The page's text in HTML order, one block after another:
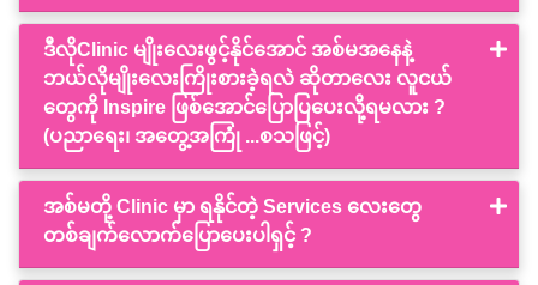
ဒီလိုClinic မျိုးလေးဖွင့်နိုင်အောင် အစ်မအနေနဲ့
ဘယ်လိုမျိုးလေးကြိုးစားခဲ့ရလဲ ဆိုတာလေး လူငယ်
တွေကို Inspire ဖြစ်အောင်ပြောပြပေးလို့ရမလား ?
(ပညာရေး၊ အတွေ့အကြုံ ...စသဖြင့်)
အစ်မတို့ Clinic မှာ ရနိုင်တဲ့ Services လေးတွေ
တစ်ချက်လောက်ပြောပေးပါရှင့် ?